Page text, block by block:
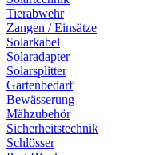
Tierabwehr
Zangen / Einsätze
Solarkabel
Solaradapter
Solarsplitter
Gartenbedarf
Bewässerung
Mähzubehör
Sicherheitstechnik
Schlösser